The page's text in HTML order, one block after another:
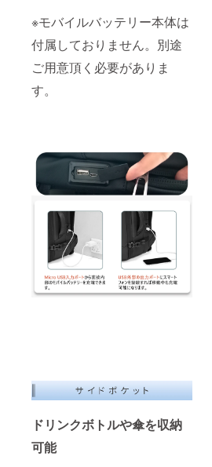
※モバイルバッテリー本体は
付属しておりません。別途
ご用意頂く必要がありま
す。
ドリンクボトルや傘を収納
可能